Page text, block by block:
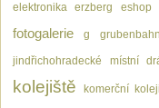
elektronika erzberg eshop
fotogalerie g
jindřichohradecké místní
kolejiště komerční